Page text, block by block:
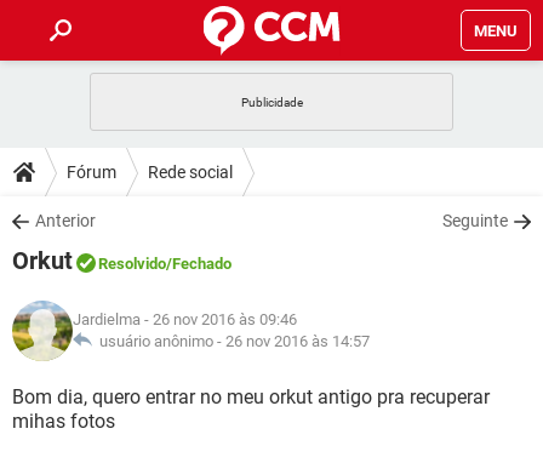
MENU
CELULAR
OUTLOOK
INSTAGRAM
GUIA DE COMPRAS
DICAS
JOGOS
INSTAGRAM GMAIL
GUIA DE COMPRAS
DOWNLOADS
JOGOS
CELULAR
OUTLOOK EXCEL
INSTAGRAM
GUIA DE COMPRAS
JOGOS WHATSAPP
CELULAR
OUTLOOK EXCEL
GLOSSÁRIO
JOGOS WHATSAPP
CELULAR
Fórum Rede social
Anterior Seguinte
Orkut Resolvido/Fechado
Jardielma - 26 nov 2016 às 09:46
usuário anônimo - 26 nov 2016 às 14:57
Bom dia, quero entrar no meu orkut antigo pra recuperar
mihas fotos